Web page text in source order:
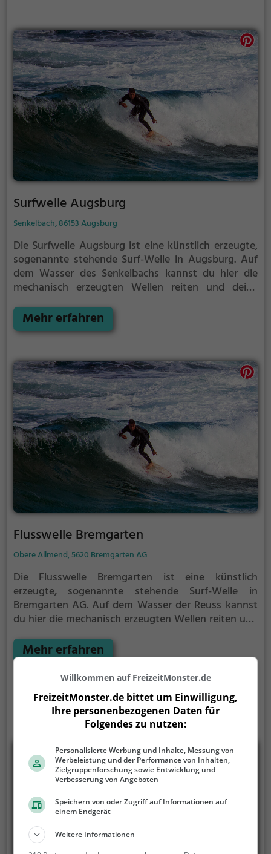
Surfwelle Augsburg
Senkelbach, 86153 Augsburg
Die Surfwelle Augsburg ist eine künstlich erzeugte,
sogenannte stehende Surf-Welle in Augsburg. Auf
dem Wasser des Senkelbachs kannst du hier die
mechanisch erzeugten Wellen reiten und deine
nur für erfahrene Surfer geeignet.
Mehr erfahren
Flusswelle Bremgarten
Obere Allmend, 5620 Bremgarten AG
Die Flusswelle Bremgarten ist eine künstlich
erzeugte, sogenannte stehende Surf-Welle in
Bremgarten AG. Auf dem Wasser der Reuss kannst
du hier die mechanisch erzeugten Wellen reiten und
Bremgarten ist nur für erfahrene Surfer geeignet.
Mehr erfahren
Willkommen auf FreizeitMonster.de
FreizeitMonster.de bittet um Einwilligung,
Ihre personenbezogenen Daten für
Folgendes zu nutzen:
Personalisierte Werbung und Inhalte, Messung von
Werbeleistung und der Performance von Inhalten,
Zielgruppenforschung sowie Entwicklung und
Verbesserung von Angeboten
Speichern von oder Zugriff auf Informationen auf
einem Endgerät
Weitere Informationen